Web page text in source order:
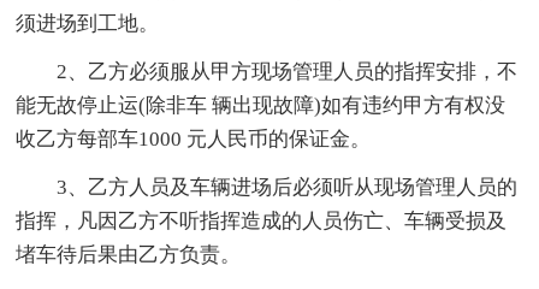
须进场到工地。
2、乙方必须服从甲方现场管理人员的指挥安排，不
能无故停止运(除非车 辆出现故障)如有违约甲方有权没
收乙方每部车1000 元人民币的保证金。
3、乙方人员及车辆进场后必须听从现场管理人员的
指挥，凡因乙方不听指挥造成的人员伤亡、车辆受损及
堵车待后果由乙方负责。